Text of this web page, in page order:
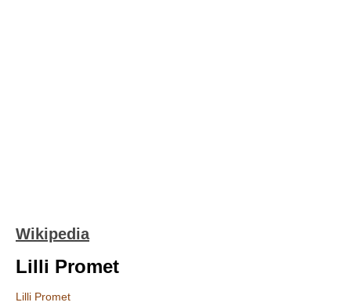
Wikipedia
Lilli Promet
Lilli Promet